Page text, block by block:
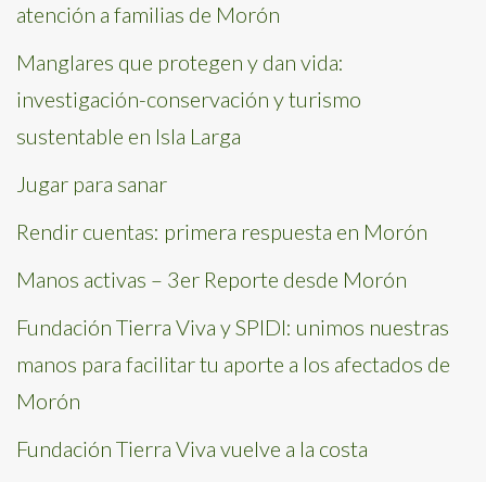
atención a familias de Morón
Manglares que protegen y dan vida:
investigación-conservación y turismo
sustentable en Isla Larga
Jugar para sanar
Rendir cuentas: primera respuesta en Morón
Manos activas – 3er Reporte desde Morón
Fundación Tierra Viva y SPIDI: unimos nuestras
manos para facilitar tu aporte a los afectados de
Morón
Fundación Tierra Viva vuelve a la costa